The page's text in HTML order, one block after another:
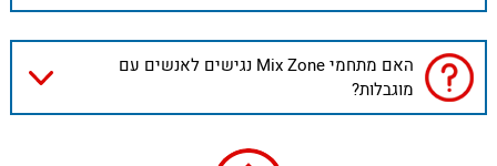
האם מתחמי Mix Zone נגישים לאנשים עם
מוגבלות?